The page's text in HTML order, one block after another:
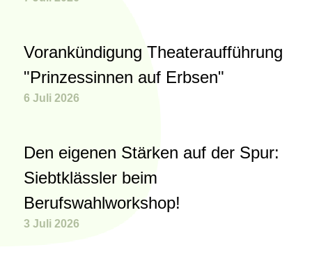
Vorankündigung Theateraufführung
"Prinzessinnen auf Erbsen"
6 Juli 2026
Den eigenen Stärken auf der Spur:
Siebtklässler beim
Berufswahlworkshop!
3 Juli 2026